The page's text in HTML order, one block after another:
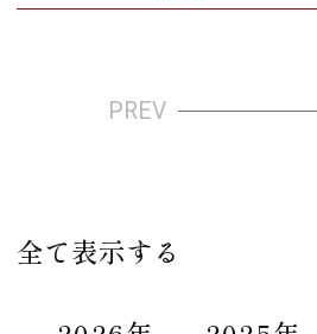
PREV
全て表示する